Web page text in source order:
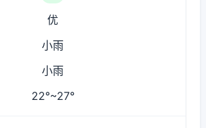
优
小雨
小雨
22°~27°